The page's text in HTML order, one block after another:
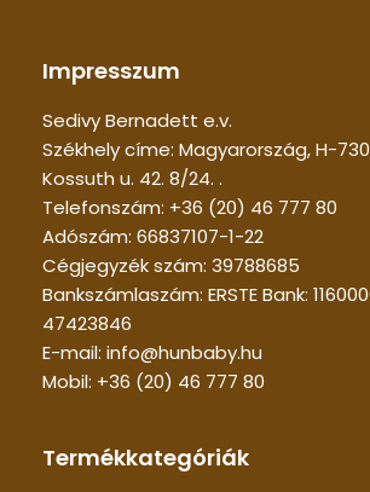
Impresszum
Sedivy Bernadett e.v.
Székhely címe: Magyarország, H-
Kossuth u. 42. 8/24. .
Telefonszám: +36 (20) 46 777 80
Adószám: 66837107-1-22
Cégjegyzék szám: 39788685
Bankszámlaszám: ERSTE Bank:
47423846
E-mail: info@hunbaby.hu
Mobil: +36 (20) 46 777 80
Termékkategóriák